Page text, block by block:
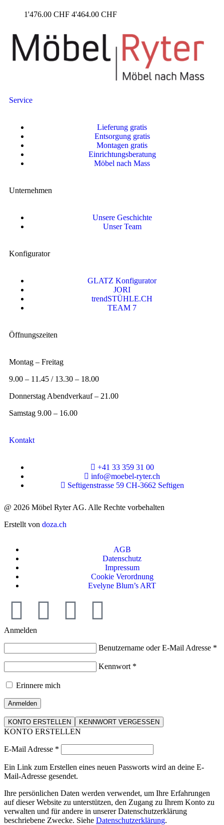
1'476.00 CHF 4'464.00 CHF
Service
Lieferung gratis
Entsorgung gratis
Montagen gratis
Einrichtungsberatung
Möbel nach Mass
Unternehmen
Unsere Geschichte
Unser Team
Konfigurator
GLATZ Konfigurator
JORI
trendSTÜHLE.CH
TEAM 7
Öffnungszeiten
Montag – Freitag
9.00 – 11.45 / 13.30 – 18.00
Donnerstag Abendverkauf – 21.00
Samstag 9.00 – 16.00
Kontakt
+41 33 359 31 00
info@moebel-ryter.ch
Seftigenstrasse 59 CH-3662 Seftigen
@ 2026 Möbel Ryter AG. Alle Rechte vorbehalten
Erstellt von doza.ch
AGB
Datenschutz
Impressum
Cookie Verordnung
Evelyne Blum’s ART
Anmelden
Benutzername oder E-Mail Adresse *
Kennwort *
Erinnere mich
Anmelden
KONTO ERSTELLEN KENNWORT VERGESSEN
KONTO ERSTELLEN
E-Mail Adresse *
Ein Link zum Erstellen eines neuen Passworts wird an deine E-
Mail-Adresse gesendet.
Ihre persönlichen Daten werden verwendet, um Ihre Erfahrungen
auf dieser Website zu unterstützen, den Zugang zu Ihrem Konto zu
verwalten und für andere in unserer Datenschutzerklärung
beschriebene Zwecke. Siehe Datenschutzerklärung.